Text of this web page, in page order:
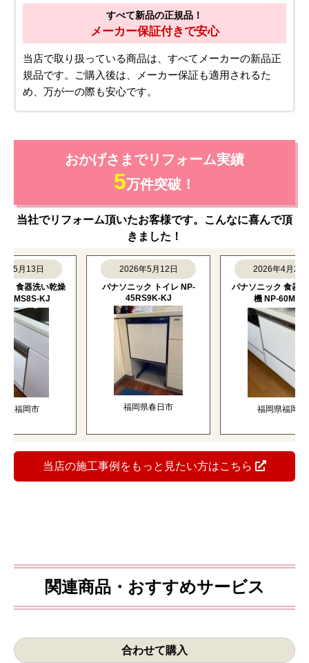
すべて新品の正規品！
メーカー保証付きで安心
当店で取り扱っている商品は、すべてメーカーの新品正
規品です。ご購入後は、メーカー保証も適用されるた
め、万が一の際も安心です。
おかげさまでリフォーム実績
5万件突破！
当社でリフォーム頂いたお客様です。こんなに喜んで頂
きました！
13日
器洗い乾燥
KJ
岡市
2026年5月12日
パナソニック トイレ NP-
45RS9K-KJ
福岡県春日市
2026年4月28日
パナソニック 食器洗い乾
機 NP-60MS8S
福岡県福岡市
当店の施工事例をもっと見たい方はこちら
関連商品・おすすめサービス
合わせて購入